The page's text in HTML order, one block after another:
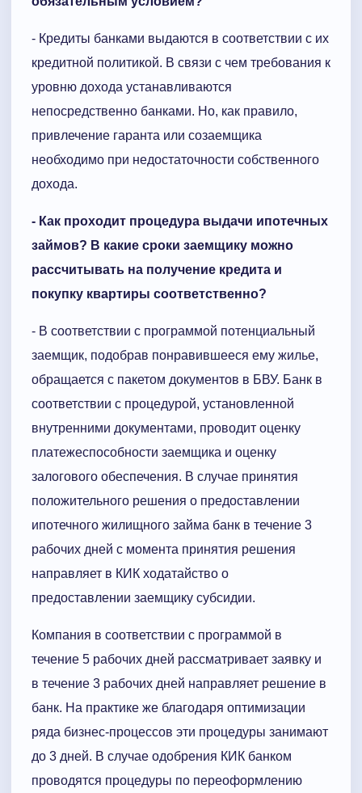
- Кредиты банками выдаются в соответствии с их
кредитной политикой. В связи с чем требования к
уровню дохода устанавливаются
непосредственно банками. Но, как правило,
привлечение гаранта или созаемщика
необходимо при недостаточности собственного
дохода.
- Как проходит процедура выдачи ипотечных
займов? В какие сроки заемщику можно
рассчитывать на получение кредита и
покупку квартиры соответственно?
- В соответствии с программой потенциальный
заемщик, подобрав понравившееся ему жилье,
обращается с пакетом документов в БВУ. Банк в
соответствии с процедурой, установленной
внутренними документами, проводит оценку
платежеспособности заемщика и оценку
залогового обеспечения. В случае принятия
положительного решения о предоставлении
ипотечного жилищного займа банк в течение 3
рабочих дней с момента принятия решения
направляет в КИК ходатайство о
предоставлении заемщику субсидии.
Компания в соответствии с программой в
течение 5 рабочих дней рассматривает заявку и
в течение 3 рабочих дней направляет решение в
банк. На практике же благодаря оптимизации
ряда бизнес-процессов эти процедуры занимают
до 3 дней. В случае одобрения КИК банком
проводятся процедуры по переоформлению